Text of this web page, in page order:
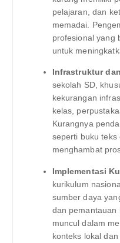
pelajaran, dan
memadai.
profesional yang
untuk
Infrastruktur
sekolah SD,
kekurangan
kelas,
Kurangnya
seperti buku teks
menghambat
Implementasi
kurikulum
sumber daya
dan pemantauan
muncul dalam
konteks lokal